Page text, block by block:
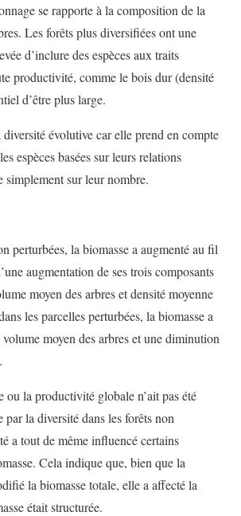
se rapporte à la composition de la
Les forêts plus diversifiées ont une
d’inclure des espèces aux traits
productivité, comme le bois dur (densité
d’être plus large.
évolutive car elle prend en compte
espèces basées sur leurs relations
simplement sur leur nombre.
perturbées, la biomasse a augmenté au fil
augmentation de ses trois composants
moyen des arbres et densité moyenne
les parcelles perturbées, la biomasse a
moyen des arbres et une diminution
ou la productivité globale n’ait pas été
par la diversité dans les forêts non
a tout de même influencé certains
Cela indique que, bien que la
la biomasse totale, elle a affecté la
était structurée.